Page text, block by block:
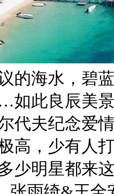
的海水，碧
此良辰美
代夫纪念爱
高，少有人
少明星都来